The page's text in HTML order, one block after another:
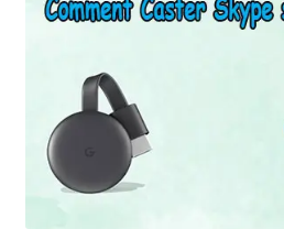
Politique de confidentialité
Politique des cookies
Shop